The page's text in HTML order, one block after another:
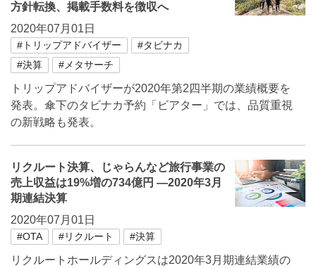
方針転換、掲載手数料を徴収へ
2020年07月01日
#トリップアドバイザー
#タビナカ
#決算
#メタサーチ
トリップアドバイザーが2020年第2四半期の業績概要を
発表。傘下のタビナカ予約「ビアター」では、品質重視
の新戦略も発表。
リクルート決算、じゃらんなど旅行事業の
売上収益は19%増の734億円 —2020年3月
期連結決算
2020年07月01日
#OTA #リクルート #決算
リクルートホールディングスは2020年3月期連結業績の